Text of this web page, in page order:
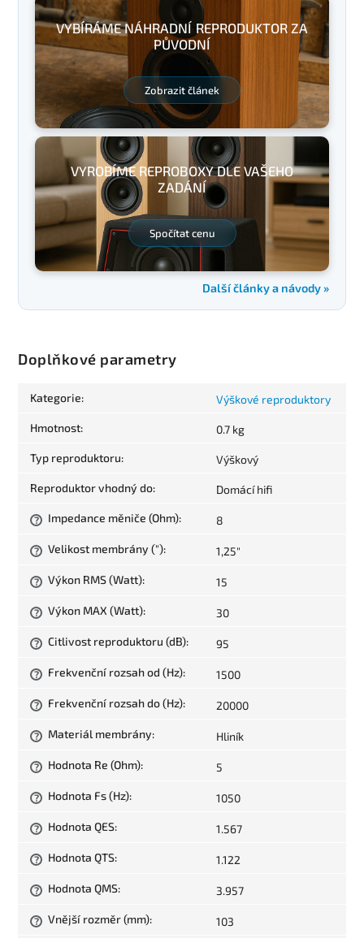
VYBÍRÁME NÁHRADNÍ REPRODUKTOR ZA
PŮVODNÍ
Zobrazit článek
VYROBÍME REPROBOXY DLE VAŠEHO
ZADÁNÍ
Spočítat cenu
Další články a návody »
Doplňkové parametry
Kategorie: Výškové reproduktory
Hmotnost: 0.7 kg
Typ reproduktoru: Výškový
Reproduktor vhodný do: Domácí hifi
? Impedance měniče (Ohm): 8
? Velikost membrány ("): 1,25"
? Výkon RMS (Watt): 15
? Výkon MAX (Watt): 30
? Citlivost reproduktoru (dB): 95
? Frekvenční rozsah od (Hz): 1500
? Frekvenční rozsah do (Hz): 20000
? Materiál membrány: Hliník
? Hodnota Re (Ohm): 5
? Hodnota Fs (Hz): 1050
? Hodnota QES: 1.567
? Hodnota QTS: 1.122
? Hodnota QMS: 3.957
? Vnější rozměr (mm): 103